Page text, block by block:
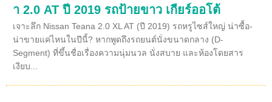
า 2.0 AT ปี 2019 รถป้ายขาว เกียร์ออโต้
เจาะลึก Nissan Teana 2.0 XL AT (ปี 2019) รถหรูไซส์ใหญ่ น่าซื้อ-
น่าขายแค่ไหนในปีนี้? หากพูดถึงรถยนต์นั่งขนาดกลาง (D-
Segment) ที่ขึ้นชื่อเรื่องความนุ่มนวล นั่งสบาย และห้องโดยสาร
เงียบ...